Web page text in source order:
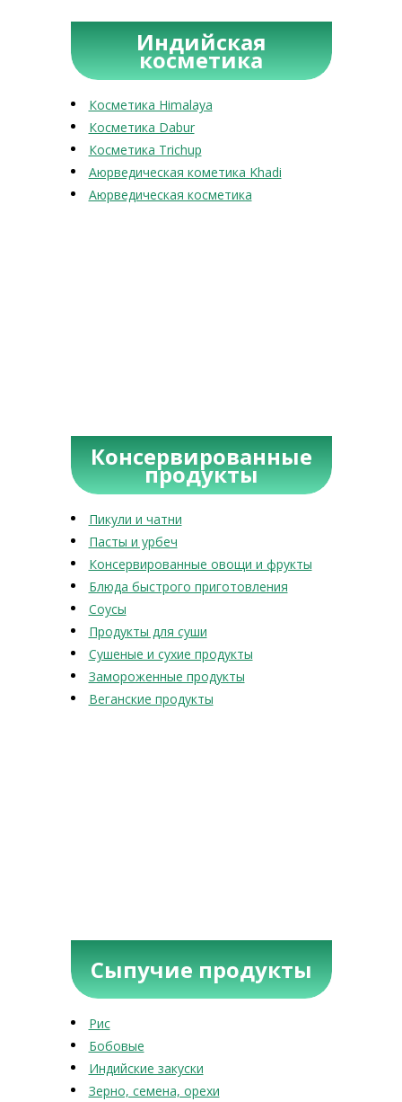
Индийская
косметика
Косметика Himalaya
Косметика Dabur
Косметика Trichup
Аюрведическая кометика Khadi
Аюрведическая косметика
Консервированные
продукты
Пикули и чатни
Пасты и урбеч
Консервированные овощи и фрукты
Блюда быстрого приготовления
Соусы
Продукты для суши
Сушеные и сухие продукты
Замороженные продукты
Веганские продукты
Сыпучие продукты
Рис
Бобовые
Индийские закуски
Зерно, семена, орехи